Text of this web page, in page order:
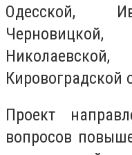
Одесской,
Кировоградской
Проект
вопросов